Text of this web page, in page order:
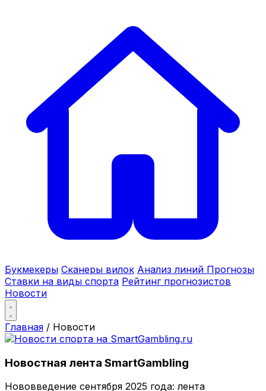
Букмекеры Сканеры вилок Анализ линий Прогнозы
Ставки на виды спорта Рейтинг прогнозистов
Новости
Главная / Новости
Новостная лента SmartGambling
Нововведение сентября 2025 года: лента